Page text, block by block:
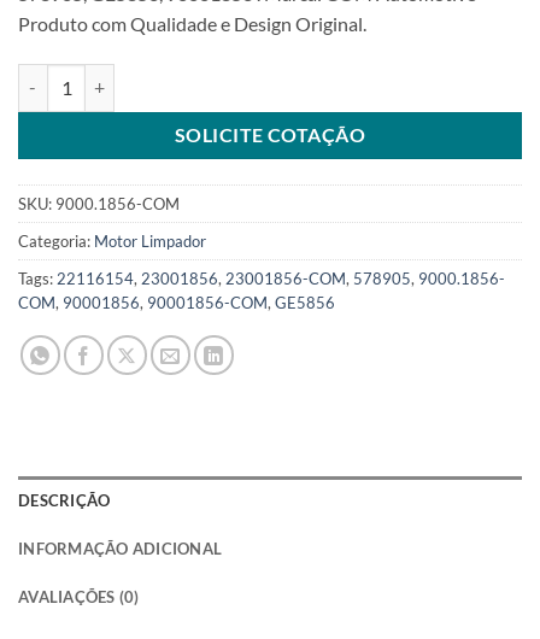
Produto com Qualidade e Design Original.
SOLICITE COTAÇÃO
SKU: 9000.1856-COM
Categoria: Motor Limpador
Tags: 22116154, 23001856, 23001856-COM, 578905, 9000.1856-
COM, 90001856, 90001856-COM, GE5856
DESCRIÇÃO
INFORMAÇÃO ADICIONAL
AVALIAÇÕES (0)